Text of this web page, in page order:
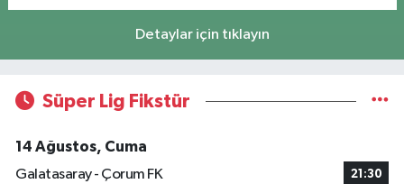
Detaylar için tıklayın
Süper Lig Fikstür
14 Ağustos, Cuma
Galatasaray - Çorum FK
21:30